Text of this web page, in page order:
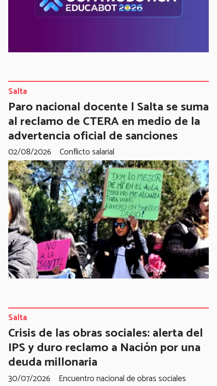
Paro nacional docente | Salta se suma
al reclamo de CTERA en medio de la
advertencia oficial de sanciones
Conflicto salarial
Salta
02/08/2026
Crisis de las obras sociales: alerta del
IPS y duro reclamo a Nación por una
deuda millonaria
Encuentro nacional de obras sociales
Salta
30/07/2026